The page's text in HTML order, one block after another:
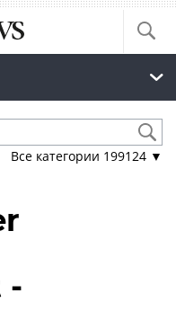
Все категории 199124 ▼
-